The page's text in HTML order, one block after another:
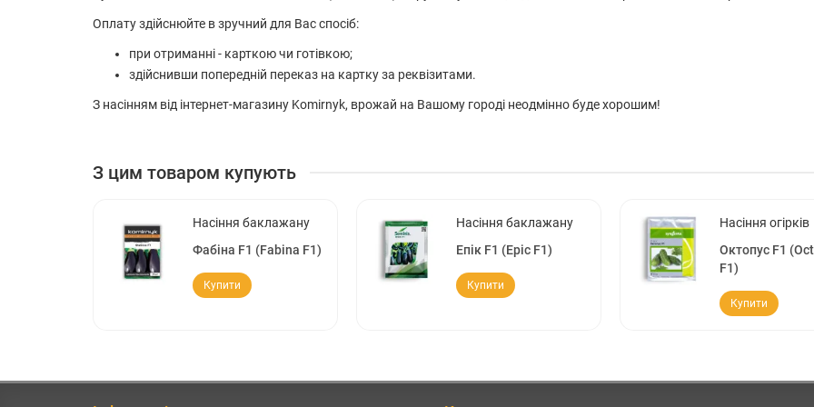
Оплату здійснюйте в зручний для Вас спосіб:
при отриманні - карткою чи готівкою;
здійснивши попередній переказ на картку за реквізитами.
З насінням від інтернет-магазину Komirnyk, врожай на Вашому городі неодмінно буде хорошим!
З цим товаром купують
Насіння баклажану
Фабіна F1 (Fabina F1)
Купити
Насіння баклажану
Епік F1 (Epic F1)
Купити
Насіння огірків
Октопус F1
F1)
Купити